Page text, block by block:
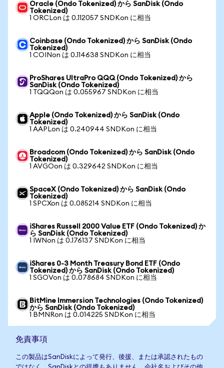
Oracle (Ondo Tokenized) から SanDisk (Ondo
Tokenized)
1 ORCLon は 0.112057 SNDKon に相当
Coinbase (Ondo Tokenized) から SanDisk (Ondo
Tokenized)
1 COINon は 0.114638 SNDKon に相当
ProShares UltraPro QQQ (Ondo Tokenized) から
SanDisk (Ondo Tokenized)
1 TQQQon は 0.055967 SNDKon に相当
Apple (Ondo Tokenized) から SanDisk (Ondo
Tokenized)
1 AAPLon は 0.240944 SNDKon に相当
Broadcom (Ondo Tokenized) から SanDisk (Ondo
Tokenized)
1 AVGOon は 0.329642 SNDKon に相当
SpaceX (Ondo Tokenized) から SanDisk (Ondo
Tokenized)
1 SPCXon は 0.085214 SNDKon に相当
iShares Russell 2000 Value ETF (Ondo Tokenized) か
ら SanDisk (Ondo Tokenized)
1 IWNon は 0.176137 SNDKon に相当
iShares 0-3 Month Treasury Bond ETF (Ondo
Tokenized) から SanDisk (Ondo Tokenized)
1 SGOVon は 0.078684 SNDKon に相当
BitMine Immersion Technologies (Ondo Tokenized)
から SanDisk (Ondo Tokenized)
1 BMNRon は 0.014225 SNDKon に相当
免責事項
この製品はSanDiskによって発行、後援、または承認されたもの